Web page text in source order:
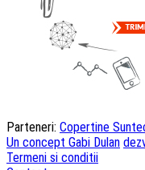
Parteneri: Copertine
Un concept Gabi Dulan
Termeni si conditii